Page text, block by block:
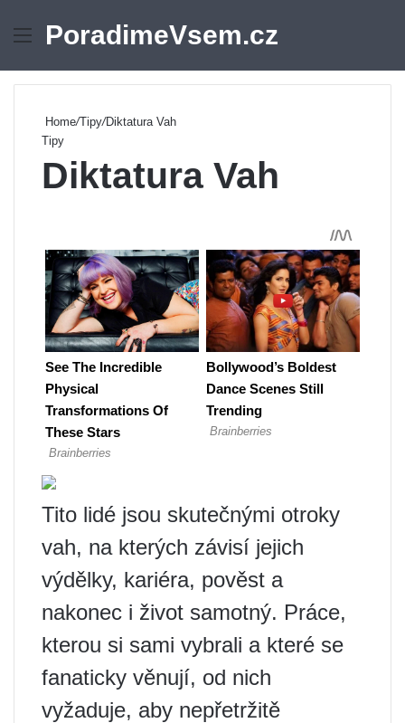
Menu
PoradimeVsem.cz
Home/Tipy/Diktatura Vah
Tipy
Diktatura Vah
Tito lidé jsou skutečnými otroky
vah, na kterých závisí jejich
výdělky, kariéra, pověst a
nakonec i život samotný. Práce,
kterou si sami vybrali a které se
fanaticky věnují, od nich
vyžaduje, aby nepřetržitě